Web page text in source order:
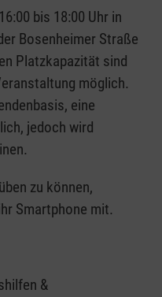
bis 18:00 Uhr in
Bosenheimer Straße
Platzkapazität sind
möglich.
eine
jedoch wird
zu können,
Smartphone mit.
&